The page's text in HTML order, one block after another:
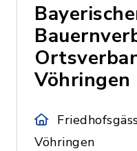
Vöhringen
Vöhringen